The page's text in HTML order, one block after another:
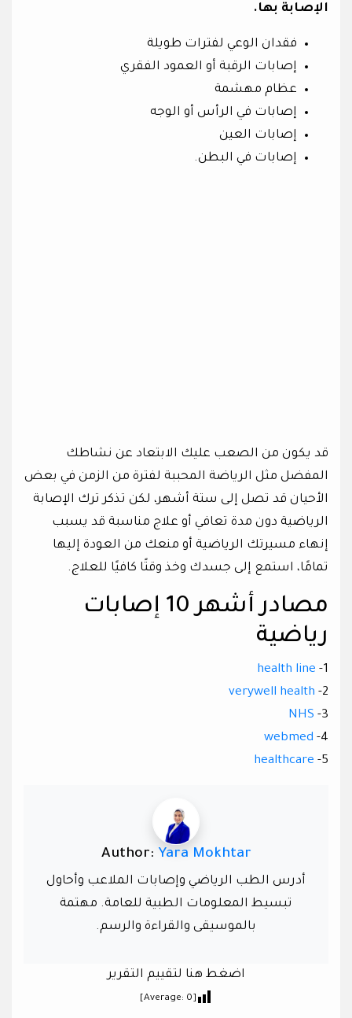
الإصابة بها.
فقدان الوعي لفترات طويلة
إصابات الرقبة أو العمود الفقري
عظام مهشمة
إصابات في الرأس أو الوجه
إصابات العين
إصابات في البطن.
قد يكون من الصعب عليك الابتعاد عن نشاطك
المفضل مثل الرياضة المحببة لفترة من الزمن في بعض
الأحيان قد تصل إلى ستة أشهر، لكن تذكر ترك الإصابة
الرياضية دون مدة تعافي أو علاج مناسبة قد يسبب
إنهاء مسيرتك الرياضية أو منعك من العودة إليها
تمامًا، استمع إلى جسدك وخذ وقتًا كافيًا للعلاج.
مصادر أشهر 10 إصابات
رياضية
1-
health line
2-
3-
4-
webmed
5-
healthcare
Author: Yara Mokhtar
أدرس الطب الرياضي وإصابات الملاعب وأحاول
تبسيط المعلومات الطبية للعامة. مهتمة
بالموسيقى والقراءة والرسم.
اضغط هنا لتقييم التقرير
[Average:
0
]